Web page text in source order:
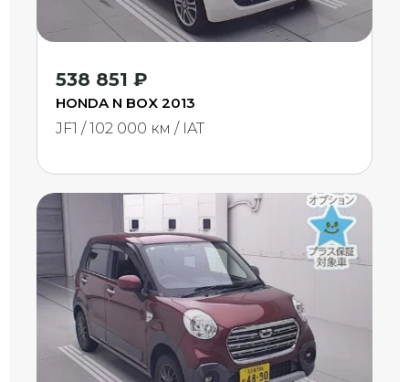
538 851 ₽
HONDA N BOX 2013
JF1 / 102 000 км / IAT